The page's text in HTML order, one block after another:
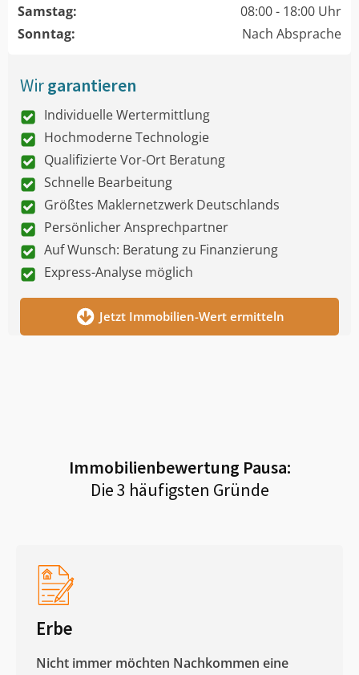
Samstag:
08:00 - 18:00 Uhr
Sonntag:
Nach Absprache
Wirgarantieren
Individuelle Wertermittlung
Hochmoderne Technologie
Qualifizierte Vor-Ort Beratung
Schnelle Bearbeitung
Größtes Maklernetzwerk Deutschlands
Persönlicher Ansprechpartner
Auf Wunsch: Beratung zu Finanzierung
Express-Analyse möglich
Jetzt Immobilien-Wert ermitteln
Immobilienbewertung Pausa:
Die 3 häufigsten Gründe
Erbe
Nicht immer möchten Nachkommen eine